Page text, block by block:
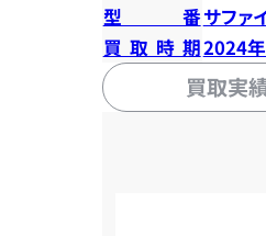
型番サファ
買取時期2024
買取実